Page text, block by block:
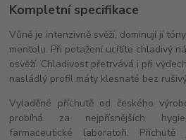
Kompletní specifikace
Vůně je intenzivně svěží, dominují jí
mentolu. Při potažení ucítíte chladivý
osvěží. Chladivost přetrvává i při
nasládlý profil máty klesnaté bez
Vyladěné příchutě od českého
probíhá za nejpřísnějších
farmaceutické laboratoři.